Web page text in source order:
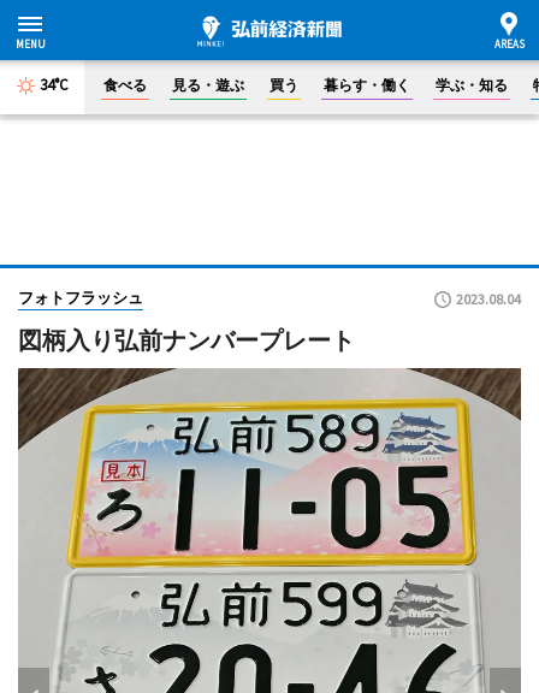
34°C 食べる 見る・遊ぶ 買う 暮らす・働く 学ぶ・知る
フォトフラッシュ 2023.08.04
図柄入り弘前ナンバープレート